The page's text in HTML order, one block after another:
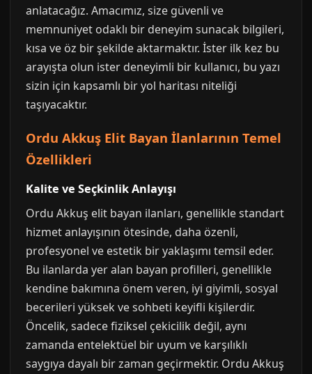
anlatacağız. Amacımız, size güvenli ve
memnuniyet odaklı bir deneyim sunacak bilgileri,
kısa ve öz bir şekilde aktarmaktır. İster ilk kez bu
arayışta olun ister deneyimli bir kullanıcı, bu yazı
sizin için kapsamlı bir yol haritası niteliği
taşıyacaktır.
Ordu Akkuş Elit Bayan İlanlarının Temel
Özellikleri
Kalite ve Seçkinlik Anlayışı
Ordu Akkuş elit bayan ilanları, genellikle standart
hizmet anlayışının ötesinde, daha özenli,
profesyonel ve estetik bir yaklaşımı temsil eder.
Bu ilanlarda yer alan bayan profilleri, genellikle
kendine bakımına önem veren, iyi giyimli, sosyal
becerileri yüksek ve sohbeti keyifli kişilerdir.
Öncelik, sadece fiziksel çekicilik değil, aynı
zamanda entelektüel bir uyum ve karşılıklı
saygıya dayalı bir zaman geçirmektir. Ordu Akkuş